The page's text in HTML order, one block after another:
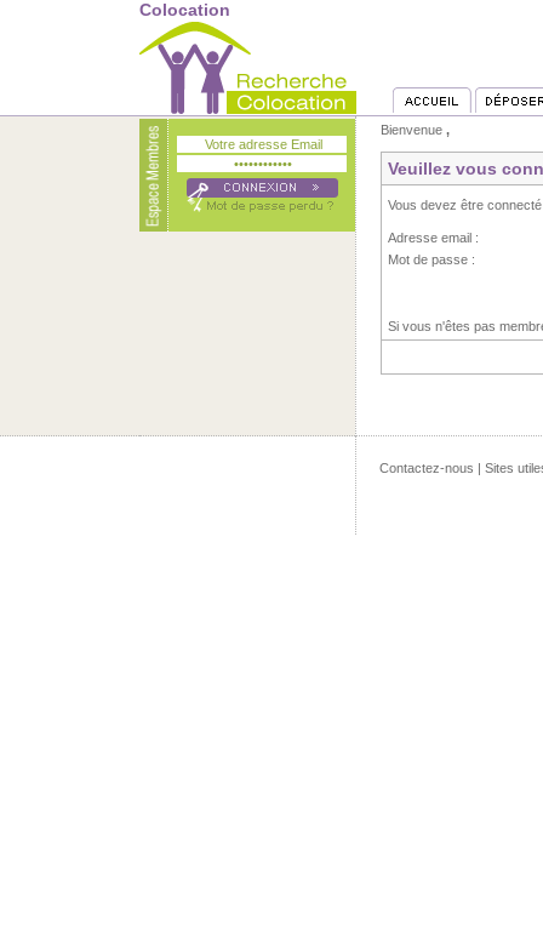
Colocation
Bienvenue ,
Veuillez vous
Vous devez être
Adresse email :
Mot de passe :
Si vous n'êtes pas
Contactez-nous | Sites